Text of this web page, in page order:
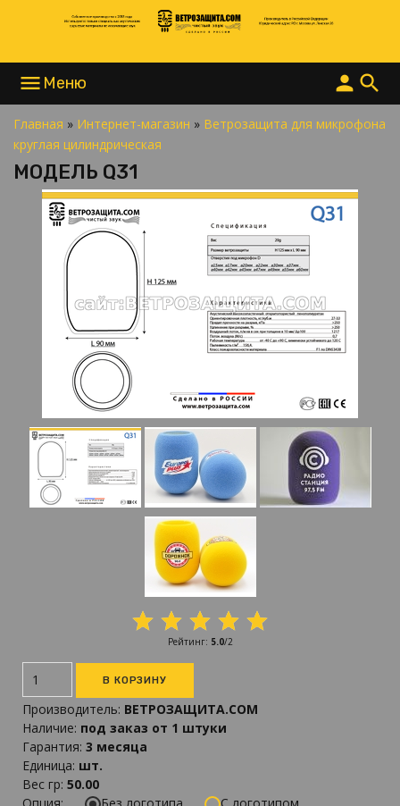
menu search
person
INFO@ВЕТРОЗАЩИТА.COM
Главная » Интернет-магазин » Ветрозащита для микрофона
круглая цилиндрическая
МОДЕЛЬ Q31
Рейтинг: 5.0/2
Производитель: ВЕТРОЗАЩИТА.COM
Наличие: под заказ от 1 штуки
Гарантия: 3 месяца
Единица: шт.
Вес гр: 50.00